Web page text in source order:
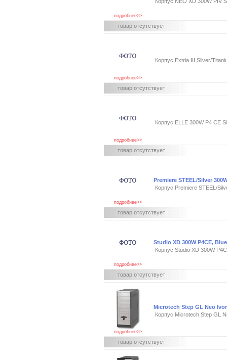
подробнее>>
товар отсутствует
подробнее>>
Корпус Extria III Silver/
товар отсутствует
подробнее>>
Корпус ELLE 300W P4 CE
товар отсутствует
подробнее>>
Premiere STEEL/Silver
Корпус Premiere STEEL/
товар отсутствует
подробнее>>
Studio XD 300W P4CE, Blue
Корпус Studio XD 300W
товар отсутствует
подробнее>>
Microtech Step GL Neo
Корпус Microtech Step GL
товар отсутствует